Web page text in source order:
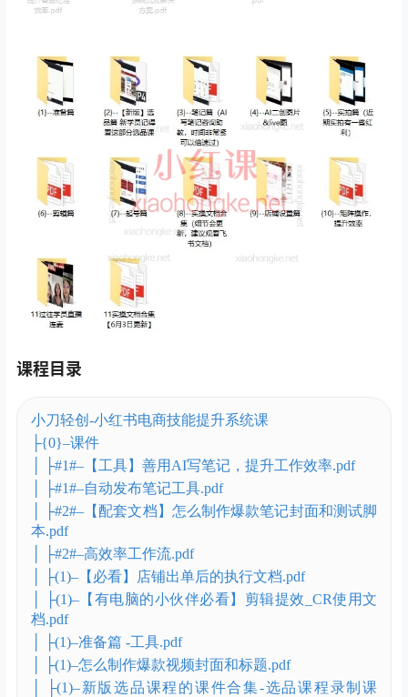
课程目录
小刀轻创-小红书电商技能提升系统课
├{0}–课件
│ ├#1#–【工具】善用AI写笔记，提升工作效率.pdf
│ ├#1#–自动发布笔记工具.pdf
│ ├#2#–【配套文档】怎么制作爆款笔记封面和测试脚
本.pdf
│ ├#2#–高效率工作流.pdf
│ ├(1)–【必看】店铺出单后的执行文档.pdf
│ ├(1)–【有电脑的小伙伴必看】剪辑提效_CR使用文
档.pdf
│ ├(1)–准备篇 -工具.pdf
│ ├(1)–怎么制作爆款视频封面和标题.pdf
│ ├(1)–新版选品课程的课件合集-选品课程录制课